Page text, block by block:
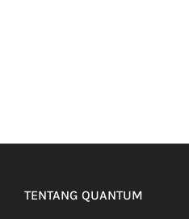
TENTANG QUANTUM